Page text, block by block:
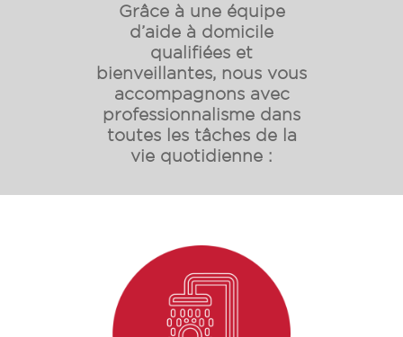
Grâce à une équipe
d’aide à domicile
qualifiées et
bienveillantes, nous vous
accompagnons avec
professionnalisme dans
toutes les tâches de la
vie quotidienne :